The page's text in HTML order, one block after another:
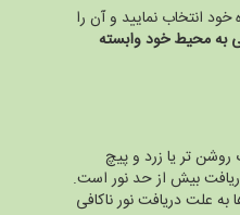
انتخاب نمایید و آن را
به محیط خود وابسته
تر یا زرد و پیچ
بیش از حد نور است.
علت دریافت نور ناکافی